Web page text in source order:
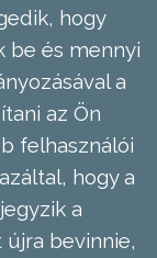
hogy
be és mennyi
a
az Ön
felhasználói
hogy a
a
bevinnie,